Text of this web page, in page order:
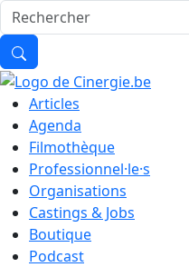
Articles
Agenda
Filmothèque
Professionnel·le·s
Organisations
Castings & Jobs
Boutique
Podcast